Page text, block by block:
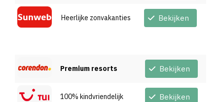
Heerlijke zonvakanties Bekijken
Premium resorts Bekijken
100% kindvriendelijk Bekijken